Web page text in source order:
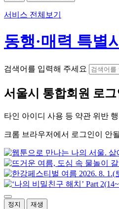
서비스 전체보기
동행·매력 특별
검색어를 입력해 주세요
서울시 통합회원 로그
타인 아이디 사용 등 약관 위반 행
크롬 브라우저에서 로그인이 안
정지 재생